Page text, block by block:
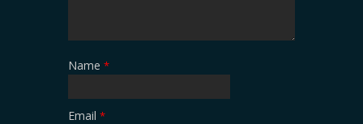
Name *
Email *